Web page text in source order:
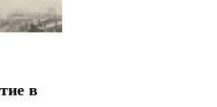
в